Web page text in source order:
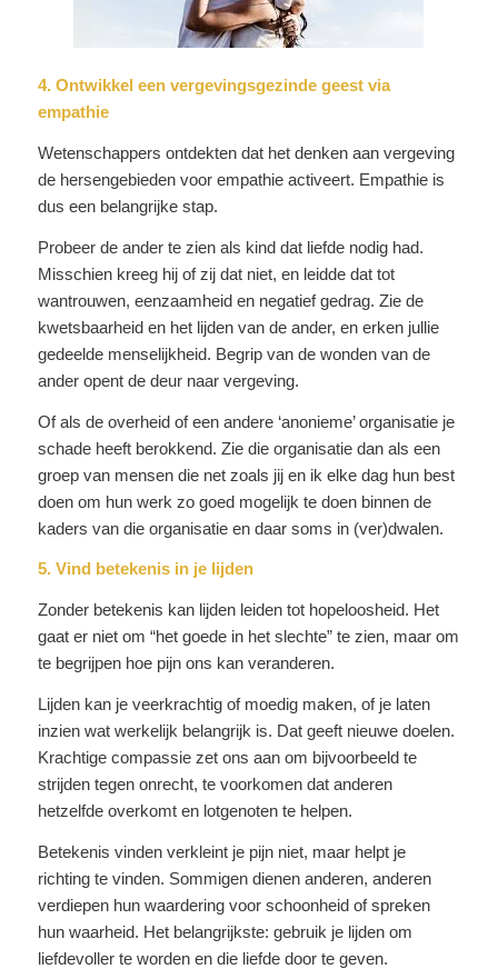
4. Ontwikkel een vergevingsgezinde geest via
empathie
Wetenschappers ontdekten dat het denken aan vergeving
de hersengebieden voor empathie activeert. Empathie is
dus een belangrijke stap.
Probeer de ander te zien als kind dat liefde nodig had.
Misschien kreeg hij of zij dat niet, en leidde dat tot
wantrouwen, eenzaamheid en negatief gedrag. Zie de
kwetsbaarheid en het lijden van de ander, en erken jullie
gedeelde menselijkheid. Begrip van de wonden van de
ander opent de deur naar vergeving.
Of als de overheid of een andere ‘anonieme’ organisatie je
schade heeft berokkend. Zie die organisatie dan als een
groep van mensen die net zoals jij en ik elke dag hun best
doen om hun werk zo goed mogelijk te doen binnen de
kaders van die organisatie en daar soms in (ver)dwalen.
5. Vind betekenis in je lijden
Zonder betekenis kan lijden leiden tot hopeloosheid. Het
gaat er niet om “het goede in het slechte” te zien, maar om
te begrijpen hoe pijn ons kan veranderen.
Lijden kan je veerkrachtig of moedig maken, of je laten
inzien wat werkelijk belangrijk is. Dat geeft nieuwe doelen.
Krachtige compassie zet ons aan om bijvoorbeeld te
strijden tegen onrecht, te voorkomen dat anderen
hetzelfde overkomt en lotgenoten te helpen.
Betekenis vinden verkleint je pijn niet, maar helpt je
richting te vinden. Sommigen dienen anderen, anderen
verdiepen hun waardering voor schoonheid of spreken
hun waarheid. Het belangrijkste: gebruik je lijden om
liefdevoller te worden en die liefde door te geven.